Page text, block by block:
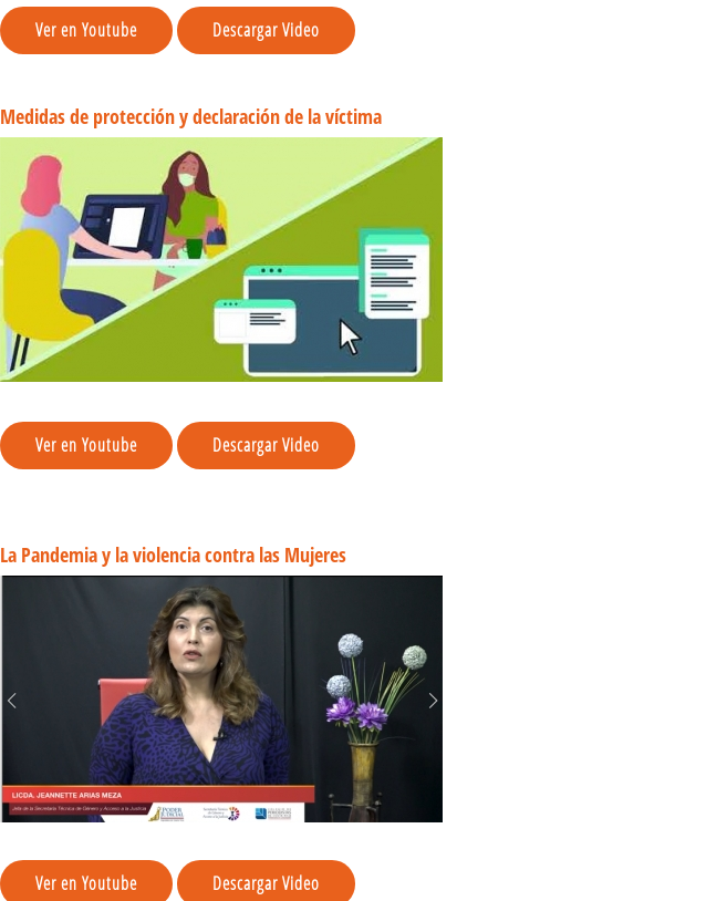
Ver en Youtube Descargar Video
Medidas de protección y declaración de la víctima
Ver en Youtube Descargar Video
La Pandemia y la violencia contra las Mujeres
Ver en Youtube Descargar Video